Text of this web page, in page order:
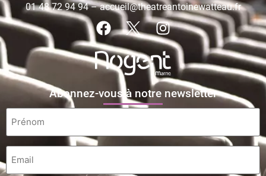
01 48 72 94 94–accueil@theatreantoinewatteau.fr
Abonnez-vous à notre newsletter
Prénom
Email